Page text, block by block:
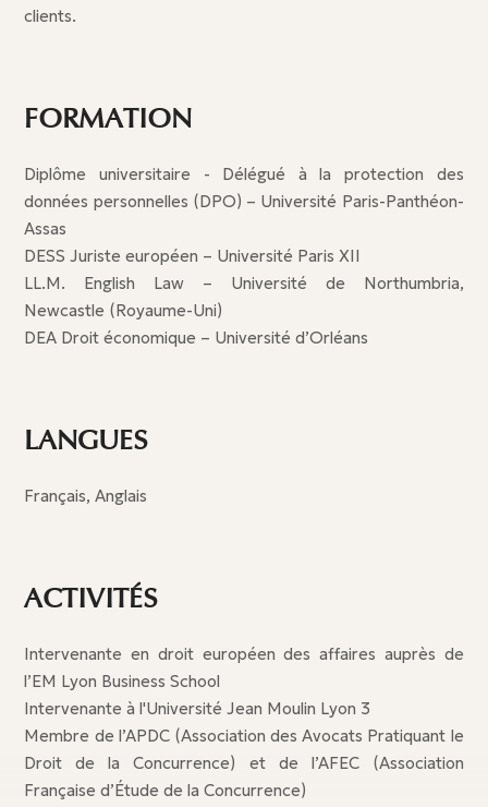
clients.
FORMATION
Diplôme universitaire - Délégué à la protection des
données personnelles (DPO) – Université Paris-Panthéon-
Assas
DESS Juriste européen – Université Paris XII
LL.M. English Law – Université de Northumbria,
Newcastle (Royaume-Uni)
DEA Droit économique – Université d’Orléans
LANGUES
Français, Anglais
ACTIVITÉS
Intervenante en droit européen des affaires auprès de
l’EM Lyon Business School
Intervenante à l'Université Jean Moulin Lyon 3
Membre de l’APDC (Association des Avocats Pratiquant le
Droit de la Concurrence) et de l’AFEC (Association
Française d’Étude de la Concurrence)